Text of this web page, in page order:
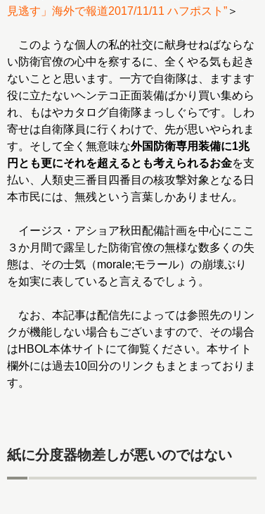
見逃す」海外で報道2017/11/11 ハフポスト” ＞
このような個人の私的社交に献身せねばならな
い防衛官僚の心中を察するに、全くやる気も起き
ないことと思います。一方で自衛隊は、ますます
役に立たないヘンテコ正面装備ばかり買い集めら
れ、もはやカタログ自衛隊まっしぐらです。しわ
寄せは自衛隊員に行くわけで、先が思いやられま
す。そして全く無意味な外国防衛専用装備に1兆
円とも更にそれを超えるとも考えられるお金を支
払い、人類史三番目四番目の核攻撃対象となる日
本市民には、無残という言葉しかありません。
イージス・アショア秋田配備計画を中心にここ
３か月間で露呈した防衛官僚の無様な数多くの失
態は、その士気（morale;モラール）の崩壊ぶり
を如実に表していると言えるでしょう。
なお、本記事は配信先によっては参照先のリン
クが機能しない場合もございますので、その場合
はHBOL本体サイトにて御覧ください。本サイト
欄外には過去10回分のリンクもまとまっておりま
す。
紙に分度器物差しが悪いのではない